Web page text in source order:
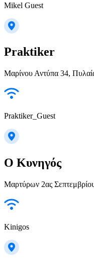
Mikel Guest
Praktiker
Μαρίνου Αντύπα 34,
Praktiker_Guest
Ο Κυνηγός
Μαρτύρων 2ας
Kinigos